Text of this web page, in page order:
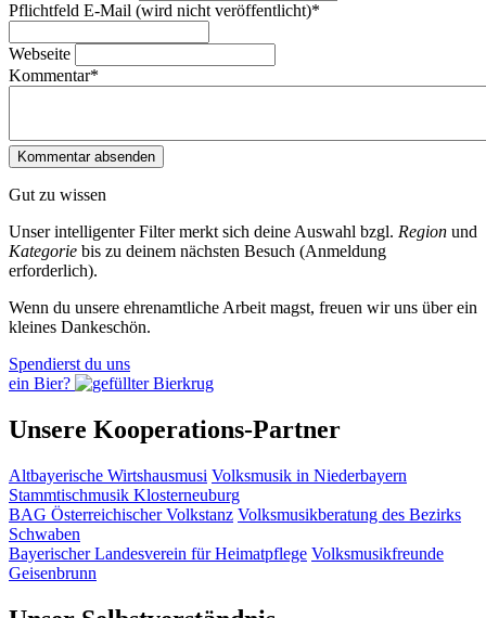
Pflichtfeld E-Mail (wird nicht veröffentlicht)*
Webseite
Kommentar*
Gut zu wissen
Unser intelligenter Filter merkt sich deine Auswahl bzgl. Region und
Kategorie bis zu deinem nächsten Besuch (Anmeldung
erforderlich).
Wenn du unsere ehrenamtliche Arbeit magst, freuen wir uns über ein
kleines Dankeschön.
Spendierst du uns
ein Bier?
Unsere Kooperations-Partner
Altbayerische Wirtshausmusi Volksmusik in Niederbayern
Stammtischmusik Klosterneuburg
BAG Österreichischer Volkstanz Volksmusikberatung des Bezirks
Schwaben
Bayerischer Landesverein für Heimatpflege Volksmusikfreunde
Geisenbrunn